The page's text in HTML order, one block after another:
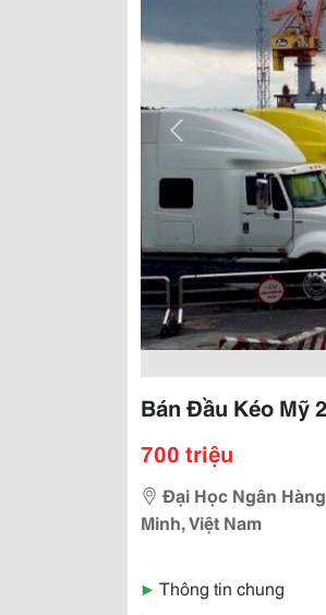
Bán Đầu Kéo Mỹ
700 triệu
Đại Học Ngân
Minh, Việt Nam
▶ Thông tin chung